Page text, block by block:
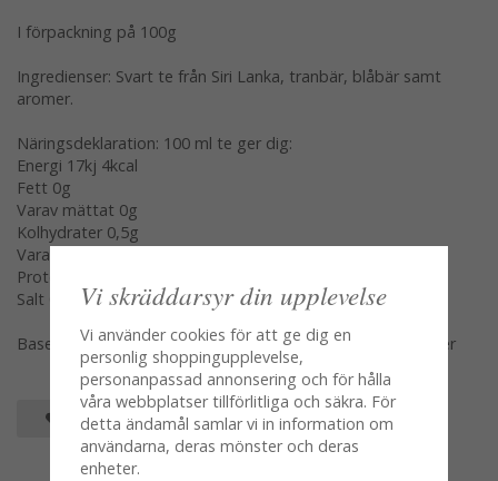
I förpackning på 100g
Ingredienser: Svart te från Siri Lanka, tranbär, blåbär samt
aromer.
Näringsdeklaration: 100 ml te ger dig:
Energi 17kj 4kcal
Fett 0g
Varav mättat 0g
Kolhydrater 0,5g
Vara sockerarter 0,5g
Protein 0,5g
Salt 0g
Baserat på 1tsk te bryggd i 100gr nykokt vatten 2-3minuter
SPARA SOM FAVORIT
Vi skräddarsyr din upplevelse
Vi använder cookies för att ge dig en
personlig shoppingupplevelse,
personanpassad annonsering och för hålla
våra webbplatser tillförlitliga och säkra. För
detta ändamål samlar vi in information om
användarna, deras mönster och deras
enheter.